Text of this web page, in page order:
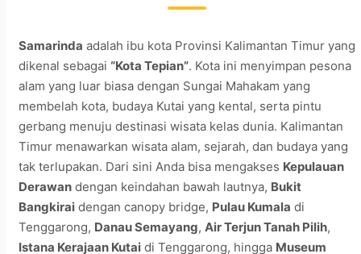
Samarinda adalah ibu kota Provinsi Kalimantan Timur yang
dikenal sebagai “Kota Tepian”. Kota ini menyimpan pesona
alam yang luar biasa dengan Sungai Mahakam yang
membelah kota, budaya Kutai yang kental, serta pintu
gerbang menuju destinasi wisata kelas dunia. Kalimantan
Timur menawarkan wisata alam, sejarah, dan budaya yang
tak terlupakan. Dari sini Anda bisa mengakses Kepulauan
Derawan dengan keindahan bawah lautnya, Bukit
Bangkirai dengan canopy bridge, Pulau Kumala di
Tenggarong, Danau Semayang, Air Terjun Tanah Pilih,
Istana Kerajaan Kutai di Tenggarong, hingga Museum